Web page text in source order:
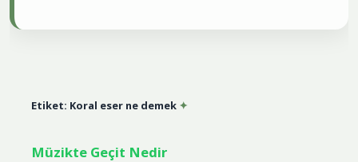
Etiket: Koral eser ne demek
Müzikte Geçit Nedir